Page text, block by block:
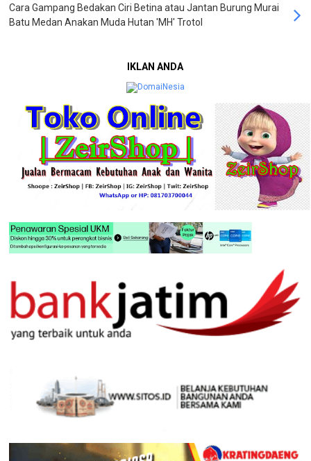
Cara Gampang Bedakan Ciri Betina atau Jantan Burung Murai
Batu Medan Anakan Muda Hutan 'MH' Trotol
IKLAN ANDA